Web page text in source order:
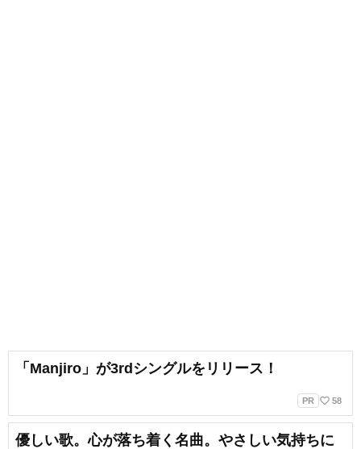
「Manjiro」が3rdシングルをリリース！
PR favorite_border 58
優しい歌。心が落ち着く名曲。やさしい気持ちに